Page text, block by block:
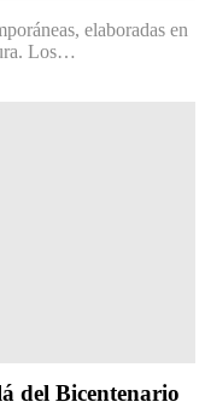
elaboradas en
Los…
del Bicentenario